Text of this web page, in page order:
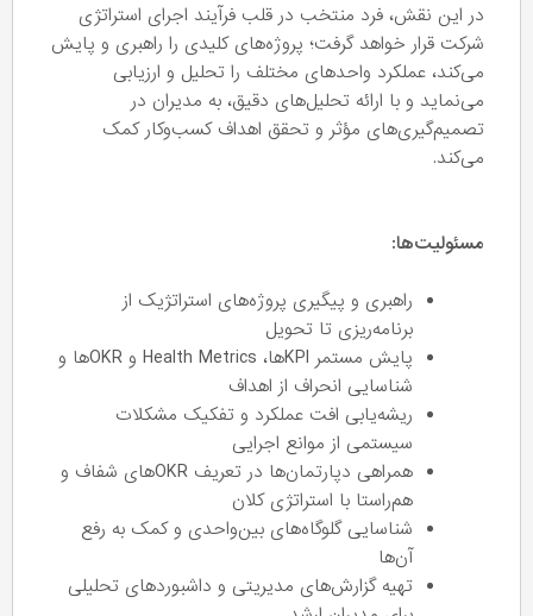
در این نقش، فرد منتخب در قلب فرآیند اجرای استراتژی
شرکت قرار خواهد گرفت؛ پروژه‌های کلیدی را راهبری و پایش
می‌کند، عملکرد واحدهای مختلف را تحلیل و ارزیابی
می‌نماید و با ارائه تحلیل‌های دقیق، به مدیران در
تصمیم‌گیری‌های مؤثر و تحقق اهداف کسب‌وکار کمک
می‌کند.
مسئولیت‌ها:
راهبری و پیگیری پروژه‌های استراتژیک از
برنامه‌ریزی تا تحویل
پایش مستمر KPIها، Health Metrics و OKRها و
شناسایی انحراف از اهداف
ریشه‌یابی افت عملکرد و تفکیک مشکلات
سیستمی از موانع اجرایی
همراهی دپارتمان‌ها در تعریف OKRهای شفاف و
هم‌راستا با استراتژی کلان
شناسایی گلوگاه‌های بین‌واحدی و کمک به رفع
آن‌ها
تهیه گزارش‌های مدیریتی و داشبوردهای تحلیلی